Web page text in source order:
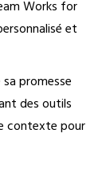
Works for
et
promesse
des outils
contexte pour